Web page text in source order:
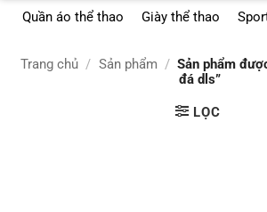
Quần áo thể thao Giày thể thao
Trang chủ / Sản phẩm / Sản phẩm
đá dls”
LỌC